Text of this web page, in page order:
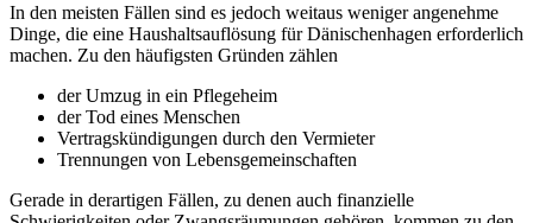
In den meisten Fällen sind es jedoch weitaus weniger angenehme
Dinge, die eine Haushaltsauflösung für Dänischenhagen erforderlich
machen. Zu den häufigsten Gründen zählen
der Umzug in ein Pflegeheim
der Tod eines Menschen
Vertragskündigungen durch den Vermieter
Trennungen von Lebensgemeinschaften
Gerade in derartigen Fällen, zu denen auch finanzielle